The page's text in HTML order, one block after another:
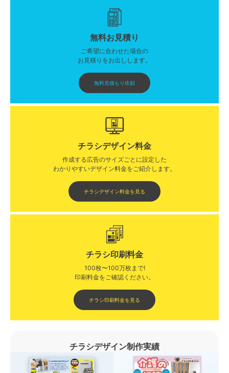
無料お見積り
ご希望に合わせた場合の
お見積りをお出しします。
無料見積もり依頼
チラシデザイン料金
作成する広告のサイズごとに設定した
わかりやすいデザイン料金をご紹介します。​​
チラシデザイン料金を見る
チラシ印刷料金
100枚〜100万枚まで!
印刷料金をご確認ください。​
チラシ印刷料金を見る
チラシデザイン制作実績